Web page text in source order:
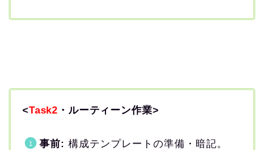
<Task2 ・ルーティーン作業>
事前: 構成テンプレートの準備・暗記。